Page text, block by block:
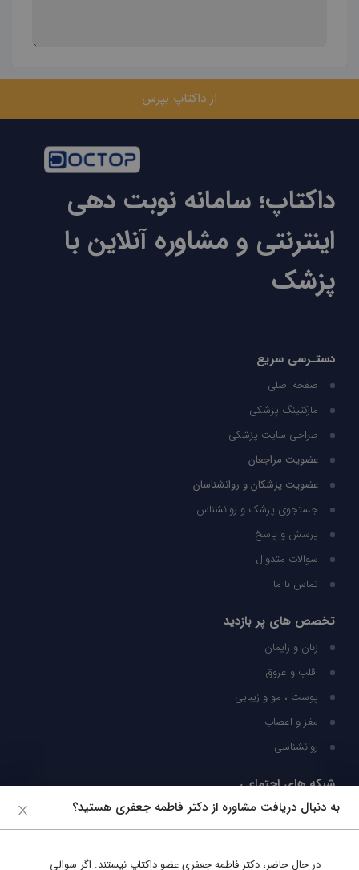
از داکتاپ بپرس
داکتاپ؛ سامانه نوبت دهی
اینترنتی و مشاوره آنلاین با
پزشک
دستـرسی سریع
صفحه اصلی
مارکتینگ پزشکی
طراحی سایت پزشکی
عضویت مراجعان
عضویت پزشکان و روانشناسان
جستجوی پزشک و روانشناس
پرسش و پاسخ
سوالات متدوال
تماس با ما
تخصص های پر بازدید
زنان و زایمان
قلب و عروق
پوست ، مو و زیبایی
مغز و اعصاب
روانشناسی
شبکه های اجتماعی
ما را در شبکه های اجتماعی دنبال کنید
به دنبال دریافت مشاوره از دکتر فاطمه جعفری هستید؟
در حال حاضر، دکتر فاطمه جعفریعضو داکتاپ نیستند. اگر سوالی